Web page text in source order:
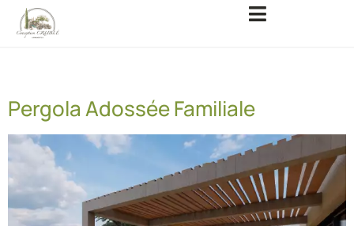
Pergola Adossée Familiale